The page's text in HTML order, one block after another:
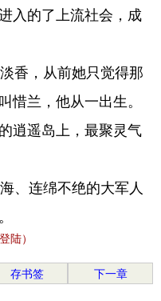
入的了上流社会，成
香，从前她只觉得那
惜兰，他从一出生。
逍遥岛上，最聚灵气
连绵不绝的大军人
陆）
存书签 下一章